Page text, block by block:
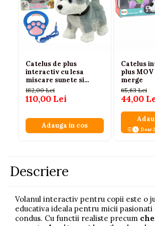
Catelus de plus
interactiv cu lesa
miscare sunete si
melodii, 3 ani+
182,00 Lei
110,00 Lei
Adauga in cos
Catelus
plus
merge
65,63 Lei
44,00
Doar
Descriere
Volanul interactiv pentru copii este o
educativa ideala pentru micii pasionati
condus. Cu functii realiste precum